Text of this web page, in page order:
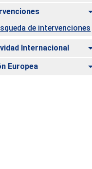
de intervenciones
Internacional
Europea